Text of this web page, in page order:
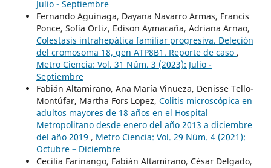
Julio - Septiembre
Fernando Aguinaga, Dayana Navarro Armas, Francis
Ponce, Sofía Ortiz, Edison Aymacaña, Adriana Arnao,
Colestasis intrahepática familiar progresiva. Deleción
del cromosoma 18, gen ATP8B1. Reporte de caso ,
Metro Ciencia: Vol. 31 Núm. 3 (2023): Julio -
Septiembre
Fabián Altamirano, Ana María Vinueza, Denisse Tello-
Montúfar, Martha Fors Lopez, Colitis microscópica en
adultos mayores de 18 años en el Hospital
Metropolitano desde enero del año 2013 a diciembre
del año 2019 , Metro Ciencia: Vol. 29 Núm. 4 (2021):
Octubre – Diciembre
Cecilia Farinango, Fabián Altamirano, César Delgado,